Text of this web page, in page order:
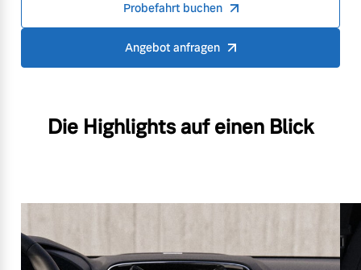
Probefahrt buchen
Angebot anfragen
Die Highlights auf einen Blick